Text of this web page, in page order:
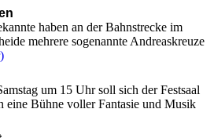
haben an der Bahnstrecke im
mehrere sogenannte Andreaskreuze
um 15 Uhr soll sich der Festsaal
eine Bühne voller Fantasie und Musik